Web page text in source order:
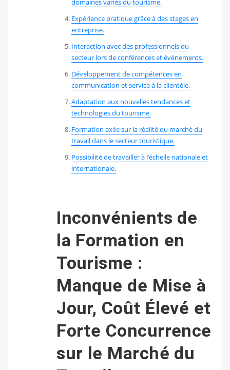
domaines variés du tourisme.
Expérience pratique grâce à des stages en
entreprise.
Interaction avec des professionnels du
secteur lors de conférences et événements.
Développement de compétences en
communication et service à la clientèle.
Adaptation aux nouvelles tendances et
technologies du tourisme.
Formation axée sur la réalité du marché du
travail dans le secteur touristique.
Possibilité de travailler à l’échelle nationale et
internationale.
Inconvénients de
la Formation en
Tourisme :
Manque de Mise à
Jour, Coût Élevé et
Forte Concurrence
sur le Marché du